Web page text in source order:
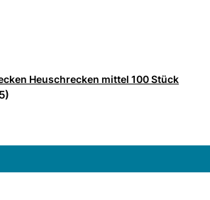
Heuschrecken mittel 100 Stück